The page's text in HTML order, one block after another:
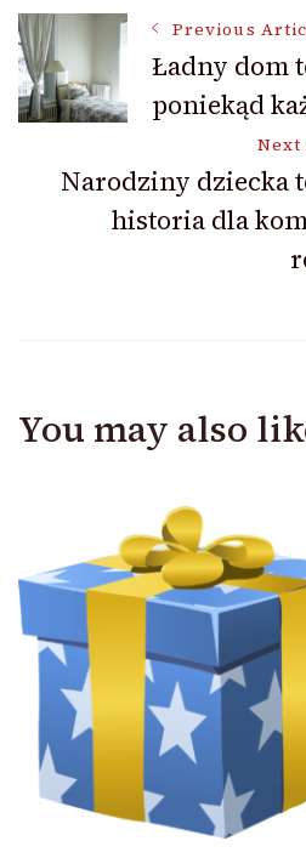
Post
Navigation
Previous
Ładny dom
poniekąd
Narodziny dziecka
historia dla
You may also